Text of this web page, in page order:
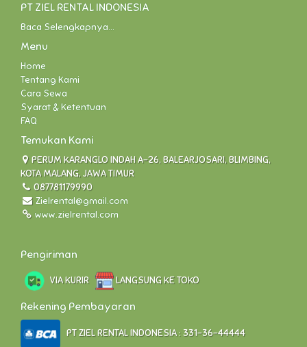
PT ZIEL RENTAL INDONESIA
Baca Selengkapnya...
Menu
Home
Tentang Kami
Cara Sewa
Syarat & Ketentuan
FAQ
Temukan Kami
PERUM KARANGLO INDAH A-26, BALEARJOSARI, BLIMBING,
KOTA MALANG, JAWA TIMUR
087781179990
Zielrental@gmail.com
www.zielrental.com
Pengiriman
VIA KURIR LANGSUNG KE TOKO
Rekening Pembayaran
PT ZIEL RENTAL INDONESIA : 331-36-44444